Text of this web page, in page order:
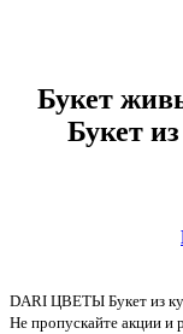
Букет
Букет
DARI ЦВЕТЫ Букет из
Не пропускайте акции и